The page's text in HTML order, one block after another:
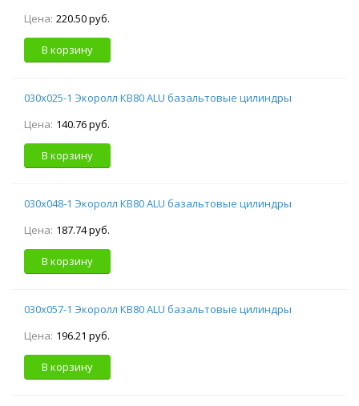
Цена: 220.50 руб.
В корзину
030х025-1 Экоролл КВ80 ALU базальтовые цилиндры
Цена: 140.76 руб.
В корзину
030х048-1 Экоролл КВ80 ALU базальтовые цилиндры
Цена: 187.74 руб.
В корзину
030х057-1 Экоролл КВ80 ALU базальтовые цилиндры
Цена: 196.21 руб.
В корзину